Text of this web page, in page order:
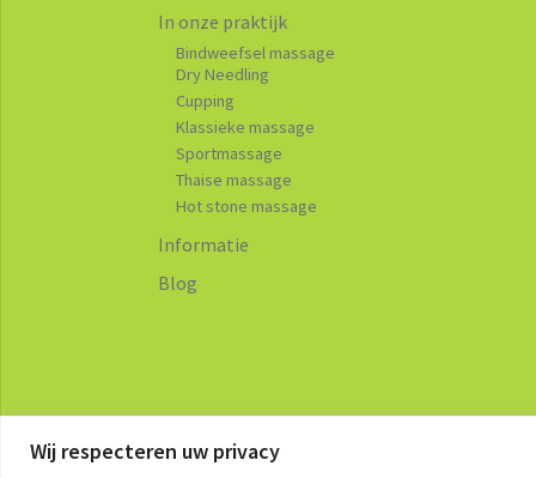
Wij respecteren uw privacy
In onze praktijk
Bindweefsel massage
Dry Needling
Cupping
Klassieke massage
Sportmassage
Thaise massage
Hot stone massage
Informatie
Blog